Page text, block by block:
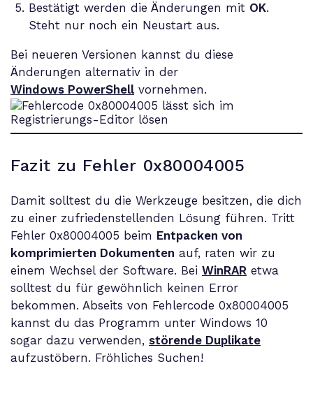
Bestätigt werden die Änderungen mit OK.
Steht nur noch ein Neustart aus.
Bei neueren Versionen kannst du diese
Änderungen alternativ in der
Windows PowerShell vornehmen.
Fazit zu Fehler 0x80004005
Damit solltest du die Werkzeuge besitzen, die dich
zu einer zufriedenstellenden Lösung führen. Tritt
Fehler 0x80004005 beim Entpacken von
komprimierten Dokumenten auf, raten wir zu
einem Wechsel der Software. Bei WinRAR etwa
solltest du für gewöhnlich keinen Error
bekommen. Abseits von Fehlercode 0x80004005
kannst du das Programm unter Windows 10
sogar dazu verwenden, störende Duplikate
aufzustöbern. Fröhliches Suchen!